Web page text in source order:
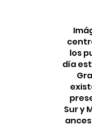
los
día
Sur y